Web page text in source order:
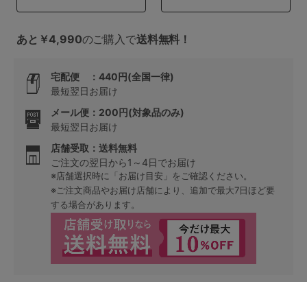
あと￥4,990のご購入で送料無料！
宅配便 ：440円(全国一律)
最短翌日お届け
メール便：200円(対象品のみ)
最短翌日お届け
店舗受取：送料無料
ご注文の翌日から1～4日でお届け
※店舗選択時に「お届け目安」をご確認ください。
※ご注文商品やお届け店舗により、追加で最大7日ほど要
する場合があります。